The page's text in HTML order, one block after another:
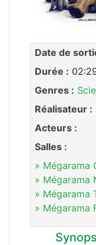
Date de
Durée :
Genres :
Réalisateur :
Acteurs :
Salles :
» Mégarama
» Mégarama
» Mégarama
» Mégarama